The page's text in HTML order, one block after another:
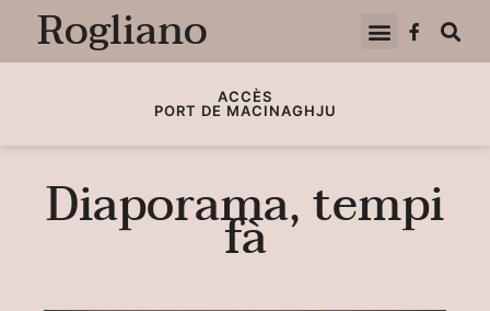
Rogliano
ACCÈS
PORT DE MACINAGHJU
Diaporama, tempi
fà